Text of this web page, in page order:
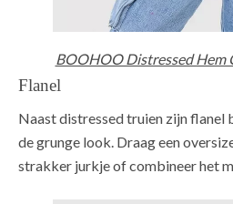
BOOHOO Distressed Hem
Flanel
Naast distressed truien zijn flanel
de grunge look. Draag een
strakker jurkje of combineer het